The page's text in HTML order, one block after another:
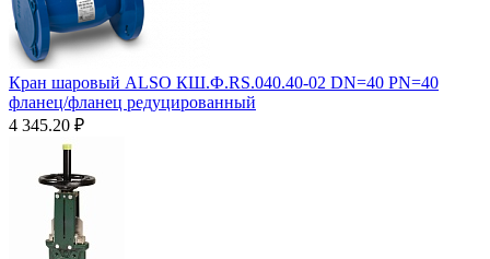
Кран шаровый ALSO КШ.Ф.RS.040.40-02 DN=40 PN=40
фланец/фланец редуцированный
4 345.20 ₽